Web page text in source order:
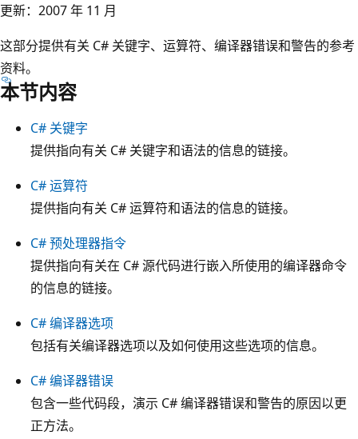
更新：2007 年 11 月
这部分提供有关 C# 关键字、运算符、编译器错误和警告的参考
资料。
本节内容
C# 关键字
提供指向有关 C# 关键字和语法的信息的链接。
C# 运算符
提供指向有关 C# 运算符和语法的信息的链接。
C# 预处理器指令
提供指向有关在 C# 源代码进行嵌入所使用的编译器命令
的信息的链接。
C# 编译器选项
包括有关编译器选项以及如何使用这些选项的信息。
C# 编译器错误
包含一些代码段，演示 C# 编译器错误和警告的原因以更
正方法。